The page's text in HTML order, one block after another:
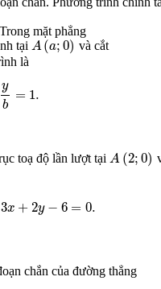
Trong mặt phẳng
tại A (a; 0) và cắt
là
y
b
= 1.
toạ độ lần lượt tại A (2; 0)
3x + 2y − 6 = 0.
chắn của đường thẳng